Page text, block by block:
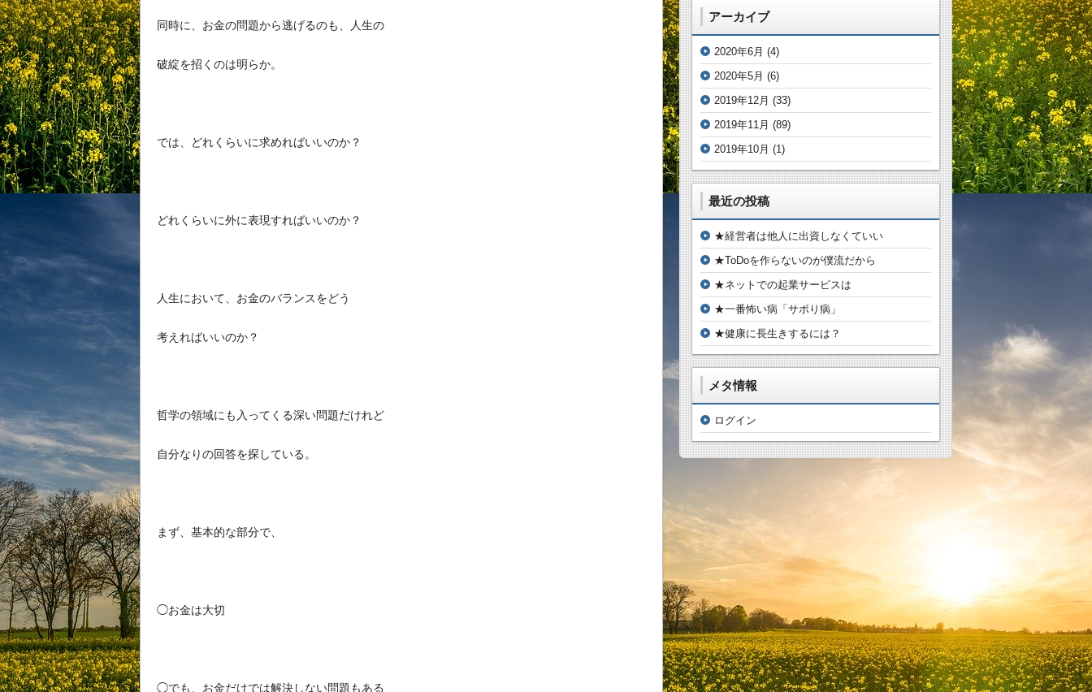
同時に、お金の問題から逃げるのも、人生の
破綻を招くのは明らか。
では、どれくらいに求めればいいのか？
どれくらいに外に表現すればいいのか？
人生において、お金のバランスをどう
考えればいいのか？
哲学の領域にも入ってくる深い問題だけれど
自分なりの回答を探している。
まず、基本的な部分で、
◯お金は大切
◯でも、お金だけでは解決しない問題もある
アーカイブ
2020年6月 (4)
2020年5月 (6)
2019年12月 (33)
2019年11月 (89)
2019年10月 (1)
最近の投稿
★経営者は他人に出資しなくていい
★ToDoを作らないのが僕流だから
★ネットでの起業サービスは
★一番怖い病「サボり病」
★健康に長生きするには？
メタ情報
ログイン